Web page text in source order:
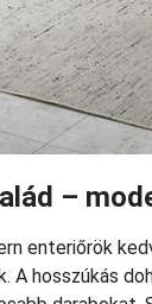
–
enteriőrök
hosszúkás